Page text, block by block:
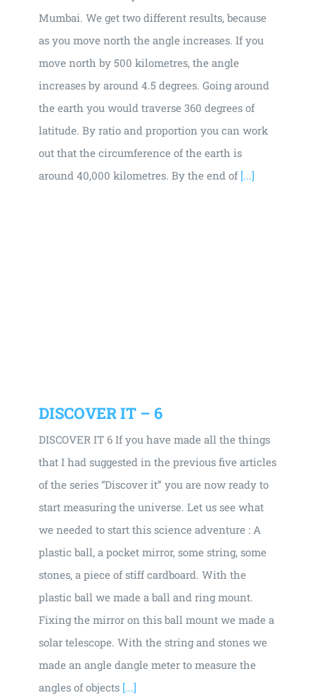
Mumbai. We get two different results, because
as you move north the angle increases. If you
move north by 500 kilometres, the angle
increases by around 4.5 degrees. Going around
the earth you would traverse 360 degrees of
latitude. By ratio and proportion you can work
out that the circumference of the earth is
around 40,000 kilometres. By the end of [...]
DISCOVER IT – 6
DISCOVER IT 6 If you have made all the things
that I had suggested in the previous five articles
of the series “Discover it” you are now ready to
start measuring the universe. Let us see what
we needed to start this science adventure : A
plastic ball, a pocket mirror, some string, some
stones, a piece of stiff cardboard. With the
plastic ball we made a ball and ring mount.
Fixing the mirror on this ball mount we made a
solar telescope. With the string and stones we
made an angle dangle meter to measure the
angles of objects [...]